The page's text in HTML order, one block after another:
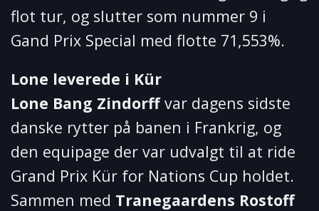
flot tur, og slutter som nummer 9 i
Gand Prix Special med flotte 71,553%.
Lone leverede i Kür
Lone Bang Zindorffvar dagens sidste
danske rytter på banen i Frankrig, og
den equipage der var udvalgt til at ride
Grand Prix Kür for Nations Cup holdet.
Sammen med Tranegaardens Rostoff